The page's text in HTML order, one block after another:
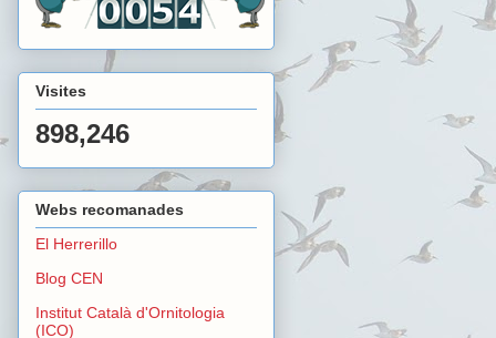
Visites
898,246
Webs recomanades
El Herrerillo
Blog CEN
Institut Català d'Ornitologia
(ICO)